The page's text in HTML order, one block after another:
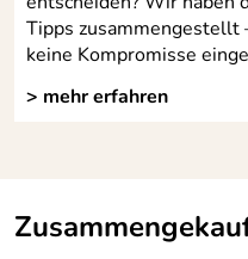
Tipps zusammengestellt
keine Kompromisse
> mehr erfahren